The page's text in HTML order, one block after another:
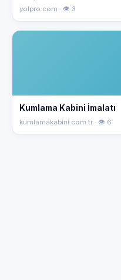
yolpro.com · 👁 3
Kumlama Kabini İmalatı
kumlamakabini.com.tr · 👁 6